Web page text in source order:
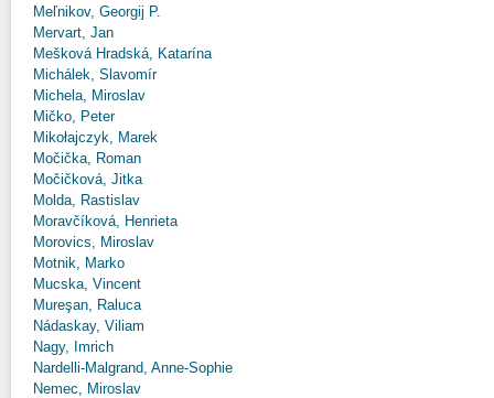
Meľnikov, Georgij P.
Mervart, Jan
Mešková Hradská, Katarína
Michálek, Slavomír
Michela, Miroslav
Mičko, Peter
Mikołajczyk, Marek
Močička, Roman
Močičková, Jitka
Molda, Rastislav
Moravčíková, Henrieta
Morovics, Miroslav
Motnik, Marko
Mucska, Vincent
Mureşan, Raluca
Nádaskay, Viliam
Nagy, Imrich
Nardelli-Malgrand, Anne-Sophie
Nemec, Miroslav